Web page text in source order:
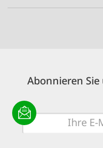
Abonnieren